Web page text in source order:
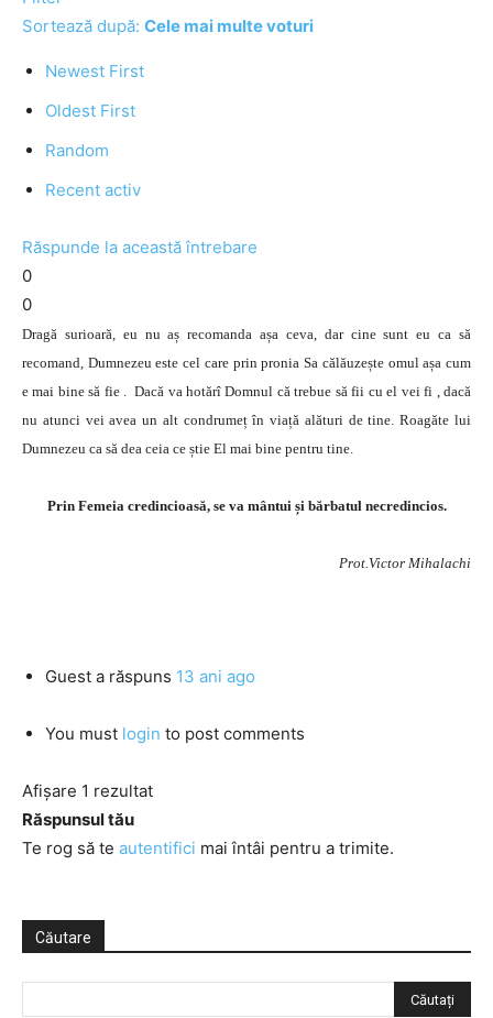
Sortează după: Cele mai multe voturi
Newest First
Oldest First
Random
Recent activ
Răspunde la această întrebare
0
0
Dragă surioară, eu nu aș recomanda așa ceva, dar cine sunt eu ca să
recomand, Dumnezeu este cel care prin pronia Sa călăuzește omul așa cum
e mai bine să fie . Dacă va hotărî Domnul că trebue să fii cu el vei fi , dacă
nu atunci vei avea un alt condrumeț în viață alături de tine. Roagăte lui
Dumnezeu ca să dea ceia ce știe El mai bine pentru tine.
Prin Femeia credincioasă, se va mântui și bărbatul necredincios.
Prot.Victor Mihalachi
Guest a răspuns 13 ani ago
You must login to post comments
Afișare 1 rezultat
Răspunsul tău
Te rog să te autentifici mai întâi pentru a trimite.
Căutare